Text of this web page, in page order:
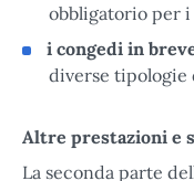
obbligatorio per
i congedi in
diverse tipologie
Altre prestazioni e
La seconda parte